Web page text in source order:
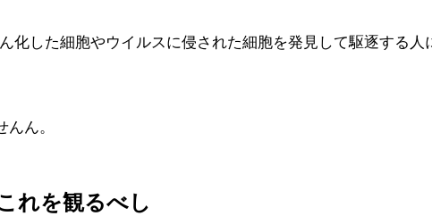
化した細胞やウイルスに侵された細胞を発見して駆逐する
ん。
れを観るべし